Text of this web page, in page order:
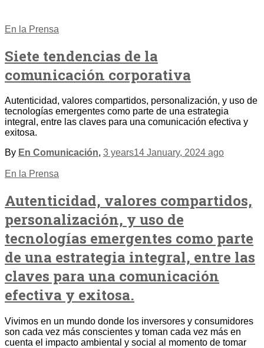
En la Prensa
Siete tendencias de la
comunicación corporativa
Autenticidad, valores compartidos, personalización, y uso de
tecnologías emergentes como parte de una estrategia
integral, entre las claves para una comunicación efectiva y
exitosa.
By En Comunicación, 3 years14 January, 2024 ago
En la Prensa
Autenticidad, valores compartidos,
personalización, y uso de
tecnologías emergentes como parte
de una estrategia integral, entre las
claves para una comunicación
efectiva y exitosa.
Vivimos en un mundo donde los inversores y consumidores
son cada vez más conscientes y toman cada vez más en
cuenta el impacto ambiental y social al momento de tomar